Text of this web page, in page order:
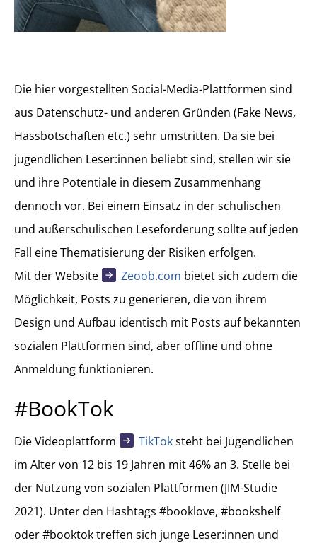
Die hier vorgestellten Social-Media-Plattformen sind
aus Datenschutz- und anderen Gründen (Fake News,
Hassbotschaften etc.) sehr umstritten. Da sie bei
jugendlichen Leser:innen beliebt sind, stellen wir sie
und ihre Potentiale in diesem Zusammenhang
dennoch vor. Bei einem Einsatz in der schulischen
und außerschulischen Leseförderung sollte auf jeden
Fall eine Thematisierung der Risiken erfolgen.
Mit der Website
Zeoob.com bietet sich zudem die
Möglichkeit, Posts zu generieren, die von ihrem
Design und Aufbau identisch mit Posts auf bekannten
sozialen Plattformen sind, aber offline und ohne
Anmeldung funktionieren.
#BookTok
Die Videoplattform TikToksteht bei Jugendlichen
im Alter von 12 bis 19 Jahren mit 46% an 3. Stelle bei
der Nutzung von sozialen Plattformen (JIM-Studie
2021). Unter den Hashtags #booklove, #bookshelf
oder #booktok treffen sich junge Leser:innen und